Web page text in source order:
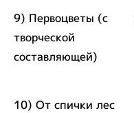
9) Первоцветы (с
творческой
составляющей)
10) От спички лес